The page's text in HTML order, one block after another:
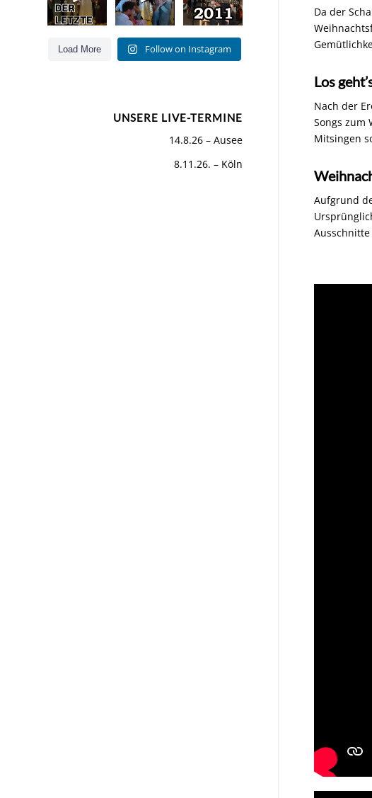
Da der
Los
Nach der
Songs zum
Mitsingen
Aufgrund
Was für ein...
0
Hits für Jung
und Alt...
Als wir...
160
26
Load More Follow on Instagram
UNSERE LIVE-TERMINE
14.8.26 – Ausee
8.11.26. – Köln